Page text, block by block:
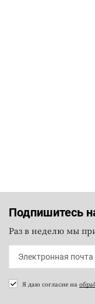
Подпишитесь
Раз в неделю мы
Я даю согласие на